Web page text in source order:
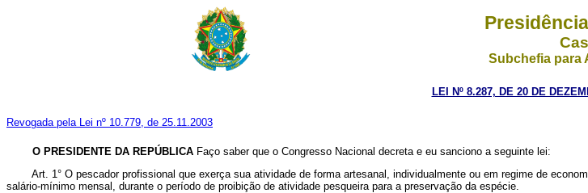
Subchefia para
LEI Nº 8.287, DE 20 DE
Revogada pela Lei nº 10.779, de 25.11.2003
O PRESIDENTE DA REPÚBLICA Faço saber que o Congresso Nacional decreta e eu sanciono a seguinte lei:
Art. 1° O pescador profissional que exerça sua atividade de forma artesanal, individualmente ou em regime de
salário-mínimo mensal, durante o período de proibição de atividade pesqueira para a preservação da espécie.